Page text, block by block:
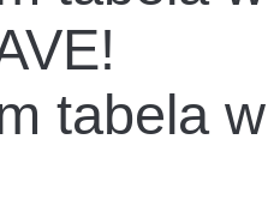
tabela